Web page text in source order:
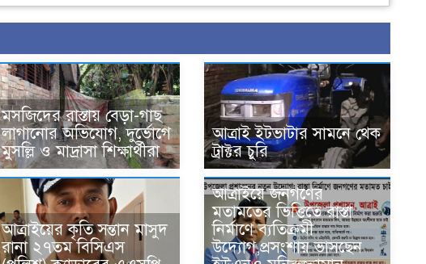
মসজিদের রাস্তায় বেড়া-গাছ
লাগানোর অভিযোগ, দুর্ভোগে
মুসল্লি ও মাদ্রাসা শিক্ষার্থীরা
আত্রাই ইটভাটার সামনে থেক
ট্রাক্টর চুরি
আত্রাইয়ের কৃতি সন্তান মাসুদ
রানা ২৭তম বিসিএস
আত্রাইয়ে জনগণের
মতামতের ভিত্তিতে রাস্তা
নির্মাণে ব্যতিক্রমী
উদ্যোগ,প্রসংশায় ভাসছেন